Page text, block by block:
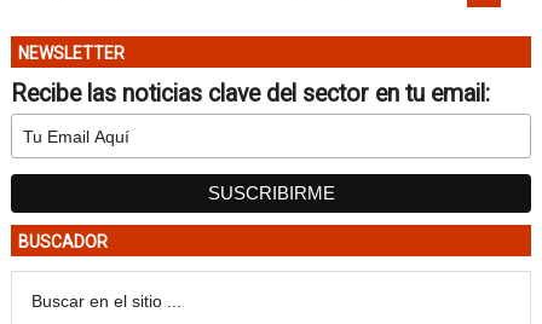
NEWSLETTER
Recibe las noticias clave del sector en tu email:
BUSCADOR